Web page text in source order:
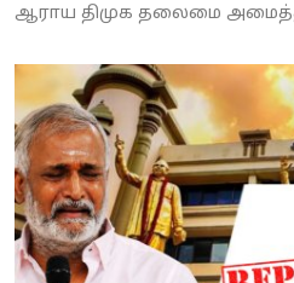
ஆராய திமுக தலைமை